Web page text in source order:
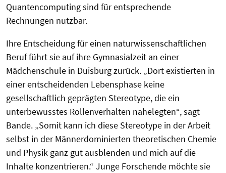
Quantencomputing sind für entsprechende
Rechnungen nutzbar.
Ihre Entscheidung für einen naturwissenschaftlichen
Beruf führt sie auf ihre Gymnasialzeit an einer
Mädchenschule in Duisburg zurück. „Dort existierten in
einer entscheidenden Lebensphase keine
gesellschaftlich geprägten Stereotype, die ein
unterbewusstes Rollenverhalten nahelegten“, sagt
Bande. „Somit kann ich diese Stereotype in der Arbeit
selbst in der Männerdominierten theoretischen Chemie
und Physik ganz gut ausblenden und mich auf die
Inhalte konzentrieren.“ Junge Forschende möchte sie